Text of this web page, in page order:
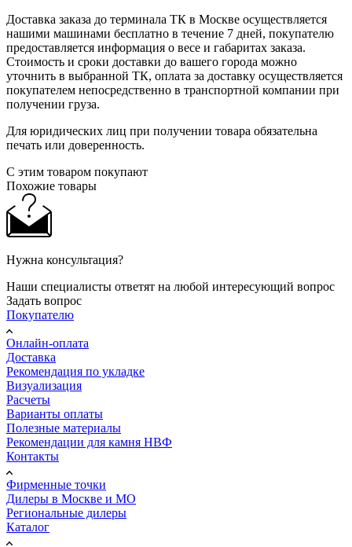
Доставка заказа до терминала ТК в Москве осуществляется
нашими машинами бесплатно в течение 7 дней, покупателю
предоставляется информация о весе и габаритах заказа.
Стоимость и сроки доставки до вашего города можно
уточнить в выбранной ТК, оплата за доставку осуществляется
покупателем непосредственно в транспортной компании при
получении груза.
Для юридических лиц при получении товара обязательна
печать или доверенность.
С этим товаром покупают
Похожие товары
Нужна консультация?
Наши специалисты ответят на любой интересующий вопрос
Задать вопрос
Покупателю
Онлайн-оплата
Доставка
Рекомендация по укладке
Визуализация
Расчеты
Варианты оплаты
Полезные материалы
Рекомендации для камня НВФ
Контакты
Фирменные точки
Дилеры в Москве и МО
Региональные дилеры
Каталог